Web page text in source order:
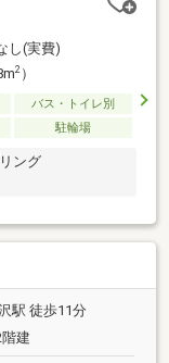
し(実費)
2）
バス・トイレ別
駐輪場
ング
駅 徒歩11分
建